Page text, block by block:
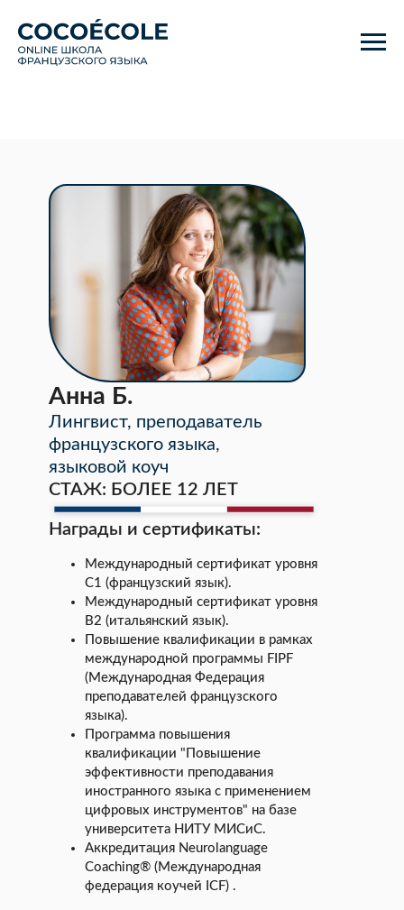
Анна Б.
Лингвист, преподаватель
французского языка,
языковой коуч
СТАЖ: БОЛЕЕ 12 ЛЕТ
Награды и сертификаты:
Международный сертификат уровня
С1 (французский язык).
Международный сертификат уровня
В2 (итальянский язык).
Повышение квалификации в рамках
международной программы FIPF
(Международная Федерация
преподавателей французского
языка).
Программа повышения
квалификации "Повышение
эффективности преподавания
иностранного языка с применением
цифровых инструментов" на базе
университета НИТУ МИСиС.
Аккредитация Neurolanguage
Coaching® (Международная
федерация коучей ICF) .